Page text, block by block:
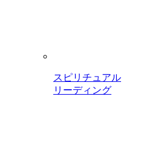
スピリチュアル
リーディング